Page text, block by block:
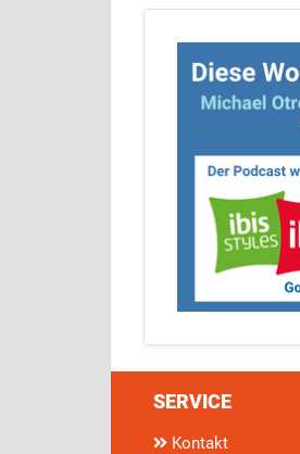
SERVICE
Kontakt